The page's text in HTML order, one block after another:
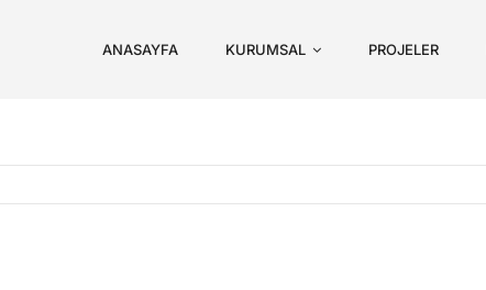
ANASAYFA KURUMSAL PROJELER